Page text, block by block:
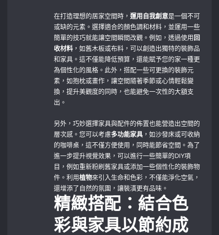
在打造理想的居家空間時，運用自我創意是一個不可
或缺的元素。選擇適合的顏色調和材料，並運用一些
簡單的技巧就能讓空間瞬間改觀。例如，透過使用回
收材料 ，如舊木板或布料，可以創造出獨特的裝飾品
和家具。這不僅能降低預算，還能賦予您的家一種更
為個性化的風格。此外，搭配一些可更換的裝飾元
素，如抱枕或畫作，讓空間隨著季節或心情輕鬆變
換，提升美觀度的同時，也能避免一次性的大額支
出。
另外，巧妙選擇家具與配件的佈置也能營造出空間的
層次感。您可以考慮多功能家具 ，如沙發床或可收納
的咖啡桌，這不僅方便使用，同時能節省空間。為了
進一步提升視覺效果，可以進行一些簡單的DIY項
目，例如重新粉刷舊家具或添加一些個性化的裝飾物
件。利用植物來引入生命和色彩，不僅能淨化空氣，
還增添了自然的氛圍，讓裝潢更有品味。
精緻搭配：結合色
彩與家具以節約成